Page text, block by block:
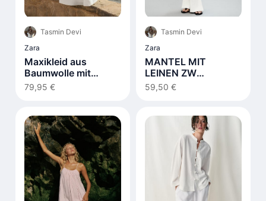
Tasmin Devi
Zara
Maxikleid aus
Baumwolle mit
Schnürdetail Weiß
79,95 €
Tasmin Devi
Zara
MANTEL MIT
LEINEN ZW
COLLECTION
59,50 €